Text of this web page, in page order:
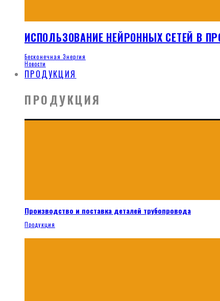
ИСПОЛЬЗОВАНИЕ НЕЙРОННЫХ СЕТЕЙ В
Бесконечная Энергия
Новости
ПРОДУКЦИЯ
ПРОДУКЦИЯ
Производство и поставка деталей трубопровода
Продукция